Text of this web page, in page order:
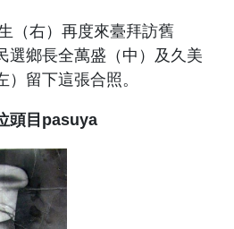
（右） 再度來臺拜訪舊
選鄉長全萬盛 （中） 及久美
） 留下這張合照。
頭目pasuya